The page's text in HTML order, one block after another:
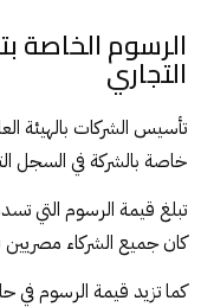
الرسوم الخاصة
التجاري
تأسيس الشركات بالهيئة
خاصة بالشركة في السجل
تبلغ قيمة الرسوم التي
كان جميع الشركاء مصريين فقط 64
كما تزيد قيمة الرسوم في